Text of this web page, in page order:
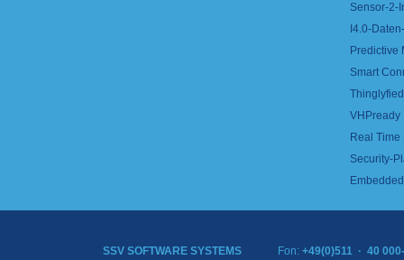
Sensor-2-
I4.0-
Predictive
Smart
VHPready
Real
Security-
SSV SOFTWARE SYSTEMS Fon: +49(0)511 · 40